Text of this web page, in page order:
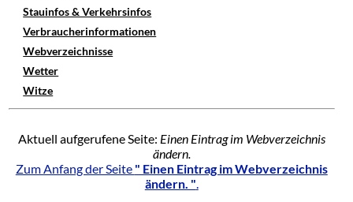
Stauinfos & Verkehrsinfos
Verbraucherinformationen
Webverzeichnisse
Wetter
Witze
Aktuell aufgerufene Seite: Einen Eintrag im Webverzeichnis
ändern.
Zum Anfang der Seite " Einen Eintrag im Webverzeichnis
ändern. ".